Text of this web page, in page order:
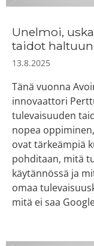
Unelmoi,
taidot
13.8.2025
Tänä vuonna
innovaattori
tulevaisuuden
nopea
ovat tärkeämpiä
pohditaan, mitä
käytännössä ja
omaa
mitä ei saa